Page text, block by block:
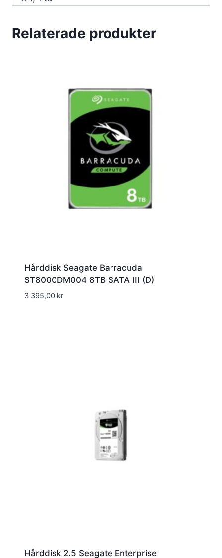
Relaterade produkter
Hårddisk Seagate Barracuda
ST8000DM004 8TB SATA III (D)
3 395,00 kr
Hårddisk 2.5 Seagate Enterprise